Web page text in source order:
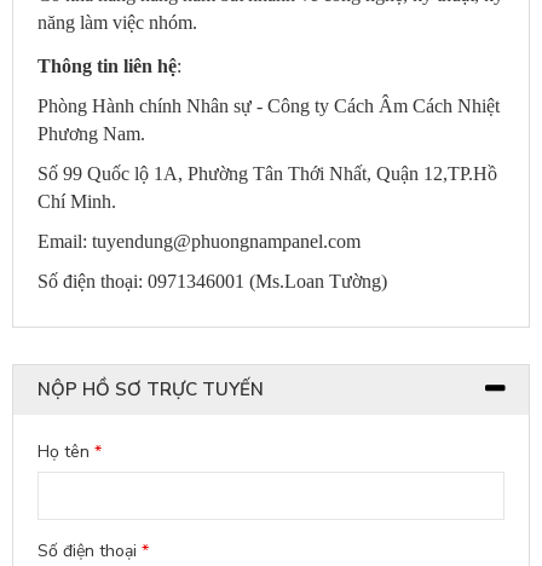
năng làm việc nhóm.
Thông tin liên hệ:
Phòng Hành chính Nhân sự - Công ty Cách Âm Cách Nhiệt
Phương Nam.
Số 99 Quốc lộ 1A, Phường Tân Thới Nhất, Quận 12,TP.Hồ
Chí Minh.
Email: tuyendung@phuongnampanel.com
Số điện thoại: 0971346001 (Ms.Loan Tường)
NỘP HỒ SƠ TRỰC TUYẾN
Họ tên *
Số điện thoại *